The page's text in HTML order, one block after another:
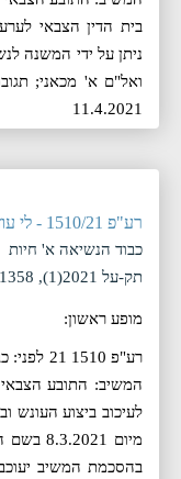
ניתן על ידי המשנה
ואל"ם א' מכאני;
11.4.2021
רע"פ 1510/21 - לי עוז כהן נ' התובע הצבאי הראשי
כבוד הנשיאה א' חיות
תק-על 2021(1), 11358
מופע ראשון:
רע"פ 1510 21 לפני: כבוד הנשיאה א' חיות המבקש: לי
המשיב: התובע
לעיכוב ביצוע
בהסכמת המשיב